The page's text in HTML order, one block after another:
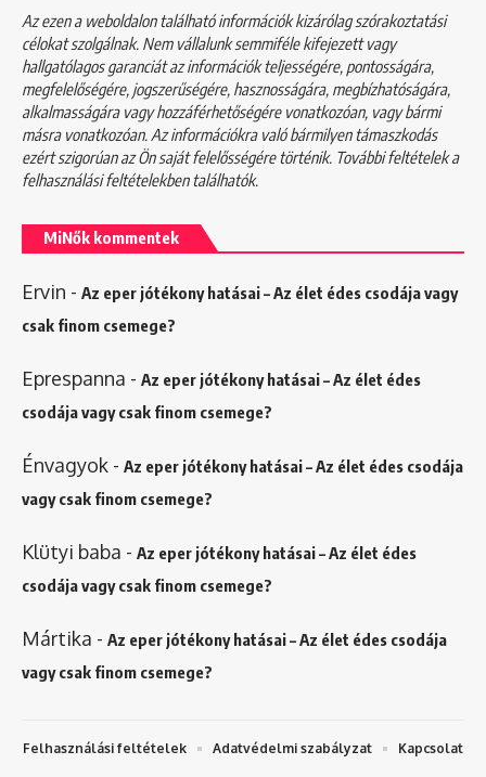
Az ezen a weboldalon található információk kizárólag szórakoztatási
célokat szolgálnak. Nem vállalunk semmiféle kifejezett vagy
hallgatólagos garanciát az információk teljességére, pontosságára,
megfelelőségére, jogszerűségére, hasznosságára, megbízhatóságára,
alkalmasságára vagy hozzáférhetőségére vonatkozóan, vagy bármi
másra vonatkozóan. Az információkra való bármilyen támaszkodás
ezért szigorúan az Ön saját felelősségére történik. További feltételek a
felhasználási feltételekbentalálhatók.
MiNők kommentek
Ervin - Az eper jótékony hatásai – Az élet édes csodája vagy
csak finom csemege?
Eprespanna - Az eper jótékony hatásai – Az élet édes
csodája vagy csak finom csemege?
Énvagyok - Az eper jótékony hatásai – Az élet édes csodája
vagy csak finom csemege?
Klütyi baba - Az eper jótékony hatásai – Az élet édes
csodája vagy csak finom csemege?
Mártika - Az eper jótékony hatásai – Az élet édes csodája
vagy csak finom csemege?
Felhasználási feltételek Adatvédelmi szabályzat Kapcsolat